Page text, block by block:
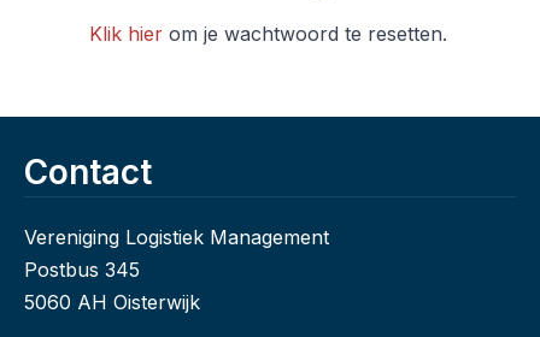
Klik hier om je wachtwoord te resetten.
Contact
Vereniging Logistiek Management
Postbus 345
5060 AH Oisterwijk